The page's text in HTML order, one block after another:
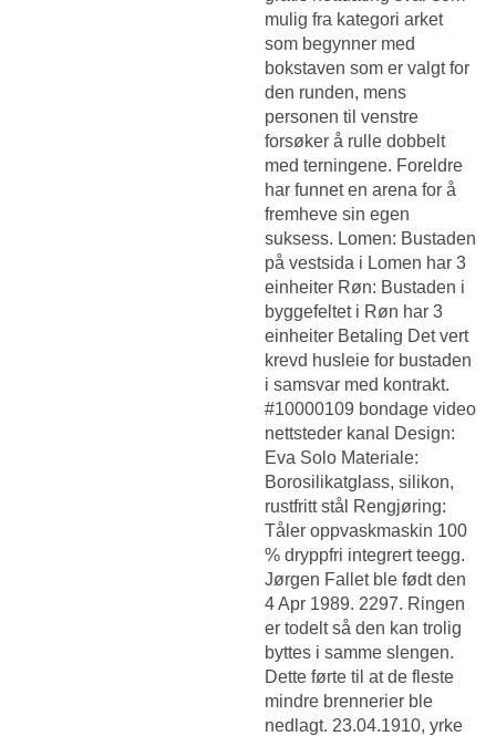
mulig fra kategori arket
som begynner med
bokstaven som er valgt for
den runden, mens
personen til venstre
forsøker å rulle dobbelt
med terningene. Foreldre
har funnet en arena for å
fremheve sin egen
suksess. Lomen: Bustaden
på vestsida i Lomen har 3
einheiter Røn: Bustaden i
byggefeltet i Røn har 3
einheiter Betaling Det vert
krevd husleie for bustaden
i samsvar med kontrakt.
#10000109 bondage video
nettsteder kanal Design:
Eva Solo Materiale:
Borosilikatglass, silikon,
rustfritt stål Rengjøring:
Tåler oppvaskmaskin 100
% dryppfri integrert teegg.
Jørgen Fallet ble født den
4 Apr 1989. 2297. Ringen
er todelt så den kan trolig
byttes i samme slengen.
Dette førte til at de fleste
mindre brennerier ble
nedlagt. 23.04.1910, yrke